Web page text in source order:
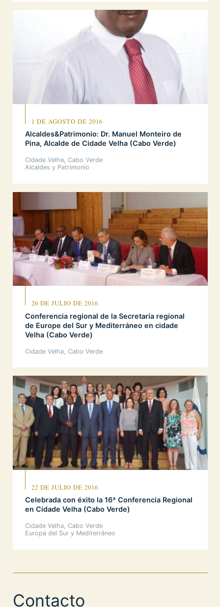
1 DE AGOSTO DE 2016
Alcaldes&Patrimonio: Dr. Manuel Monteiro de
Pina, Alcalde de Cidade Velha (Cabo Verde)
Cidade Velha, Cabo Verde
Alcaldes y Patrimonio
26 DE JULIO DE 2016
Conferencia regional de la Secretaría regional
de Europe del Sur y Mediterráneo en cidade
Velha (Cabo Verde)
Cidade Velha, Cabo Verde
22 DE JULIO DE 2016
Celebrada con éxito la 16ª Conferencia Regional
en Cidade Velha (Cabo Verde)
Cidade Velha, Cabo Verde
Europa del Sur y Mediterráneo
Contacto